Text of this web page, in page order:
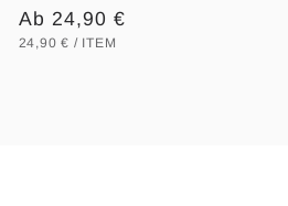
Normaler
Preis
Ab 24,90 €
GRUNDPREIS
24,90 € / PRO
ITEM